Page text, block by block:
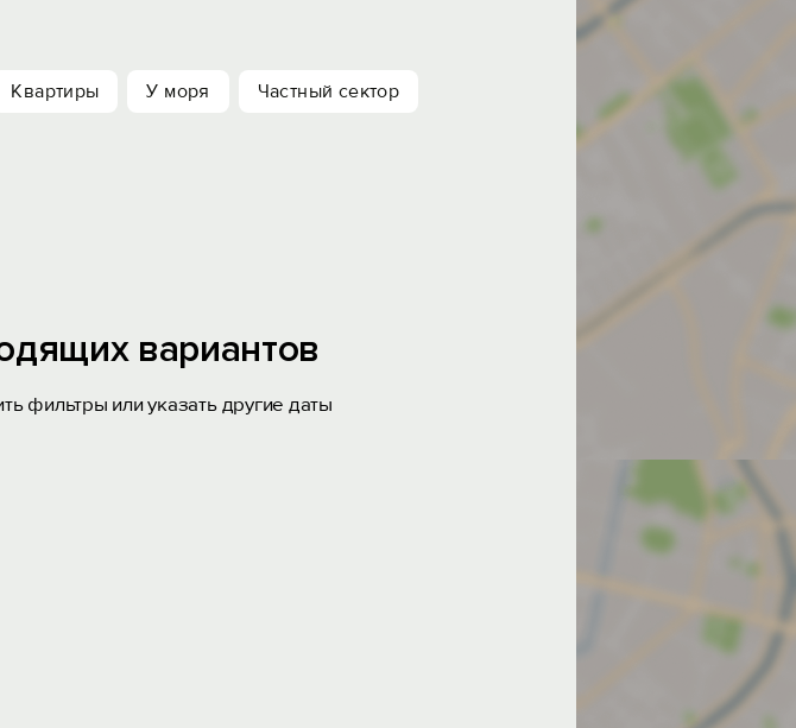
Квартиры У моря Частный сектор
вариантов
фильтры или указать другие даты